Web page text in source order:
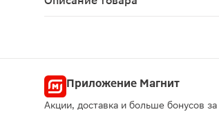
Приложение Магнит
Акции, доставка и больше бонусов за